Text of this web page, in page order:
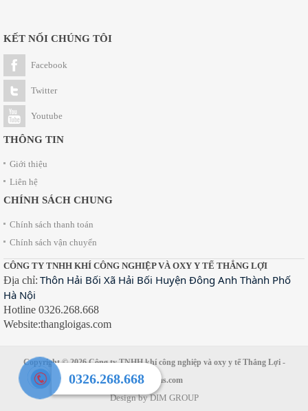
KẾT NỐI CHÚNG TÔI
Facebook
Twitter
Youtube
THÔNG TIN
Giới thiệu
Liên hệ
CHÍNH SÁCH CHUNG
Chính sách thanh toán
Chính sách vận chuyển
CÔNG TY TNHH KHÍ CÔNG NGHIỆP VÀ OXY Y TẾ THẮNG LỢI
Địa chỉ: Thôn Hải Bối Xã Hải Bối Huyện Đông Anh Thành Phố
Hà Nội
Hotline 0326.268.668
Website:thangloigas.com
Copyright © 2026Công ty TNHH khí công nghiệp và oxy y tế Thắng Lợi-
thangloigas.com
Design byDIM GROUP
0326.268.668